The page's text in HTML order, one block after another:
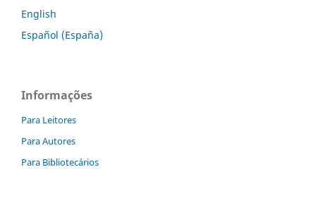
English
Español (España)
Informações
Para Leitores
Para Autores
Para Bibliotecários